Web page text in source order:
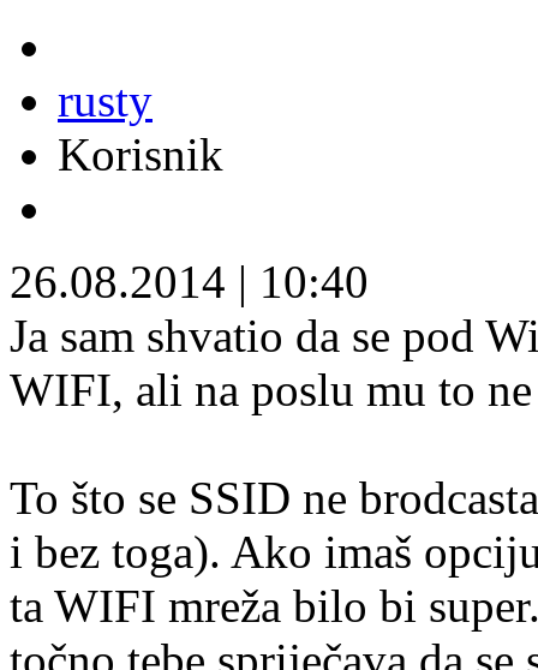
rusty
Korisnik
26.08.2014 | 10:40
Ja sam shvatio da se pod
WIFI, ali na poslu mu to
To što se SSID ne
i bez toga). Ako imaš
ta WIFI mreža bilo bi
točno tebe spriječava da se